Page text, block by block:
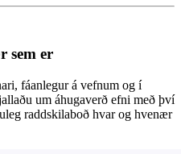
sem er
fáanlegur á vefnum og í
um áhugaverð efni með því
raddskilaboð hvar og hvenær